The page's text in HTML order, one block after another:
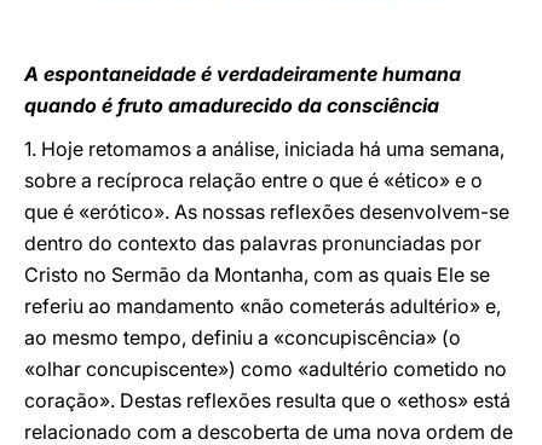
A espontaneidade é verdadeiramente humana
quando é fruto amadurecido da consciência
1. Hoje retomamos a análise, iniciada há uma semana,
sobre a recíproca relação entre o que é «ético» e o
que é «erótico». As nossas reflexões desenvolvem-se
dentro do contexto das palavras pronunciadas por
Cristo no Sermão da Montanha, com as quais Ele se
referiu ao mandamento «não cometerás adultério» e,
ao mesmo tempo, definiu a «concupiscência» (o
«olhar concupiscente») como «adultério cometido no
coração». Destas reflexões resulta que o «ethos» está
relacionado com a descoberta de uma nova ordem de